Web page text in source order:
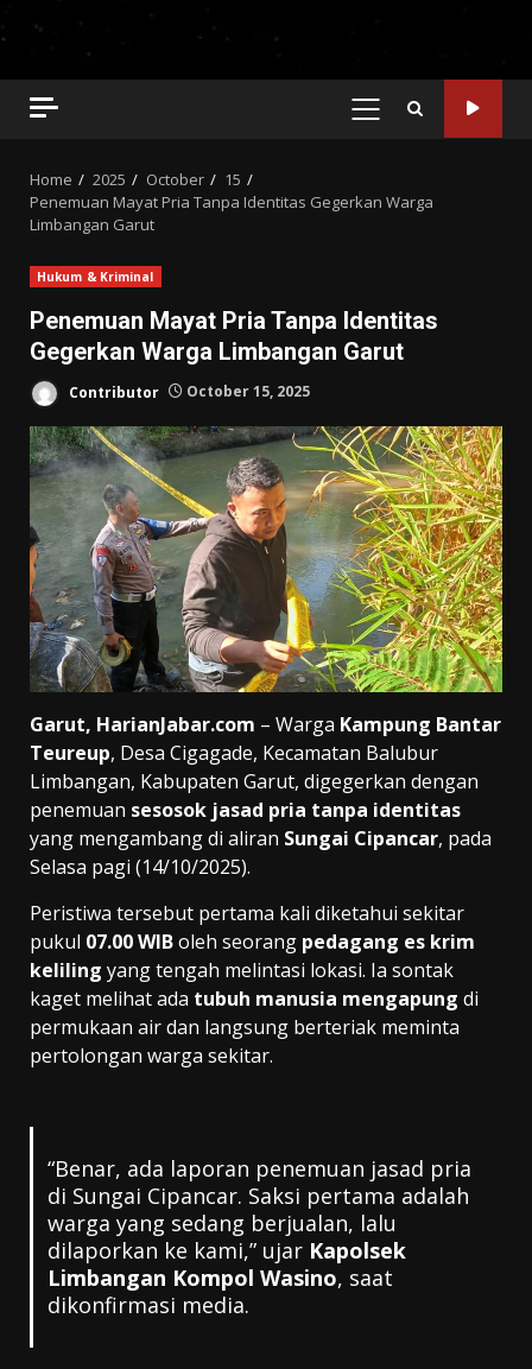
PRIMARY
Home 2025 October
15
Penemuan Mayat Pria Tanpa Identitas Gegerkan Warga
Limbangan Garut
Hukum & Kriminal
Penemuan Mayat Pria Tanpa Identitas
Gegerkan Warga Limbangan Garut
Contributor October 15, 2025
Garut, HarianJabar.com – Warga Kampung Bantar
Teureup, Desa Cigagade, Kecamatan Balubur
Limbangan, Kabupaten Garut, digegerkan dengan
penemuan sesosok jasad pria tanpa identitas
yang mengambang di aliran Sungai Cipancar, pada
Selasa pagi (14/10/2025).
Peristiwa tersebut pertama kali diketahui sekitar
pukul 07.00 WIBoleh seorang pedagang es krim
keliling yang tengah melintasi lokasi. Ia sontak
kaget melihat ada tubuh manusia mengapung di
permukaan air dan langsung berteriak meminta
pertolongan warga sekitar.
“Benar, ada laporan penemuan jasad pria
di Sungai Cipancar. Saksi pertama adalah
warga yang sedang berjualan, lalu
dilaporkan ke kami,” ujar Kapolsek
Limbangan Kompol Wasino, saat
dikonfirmasi media.